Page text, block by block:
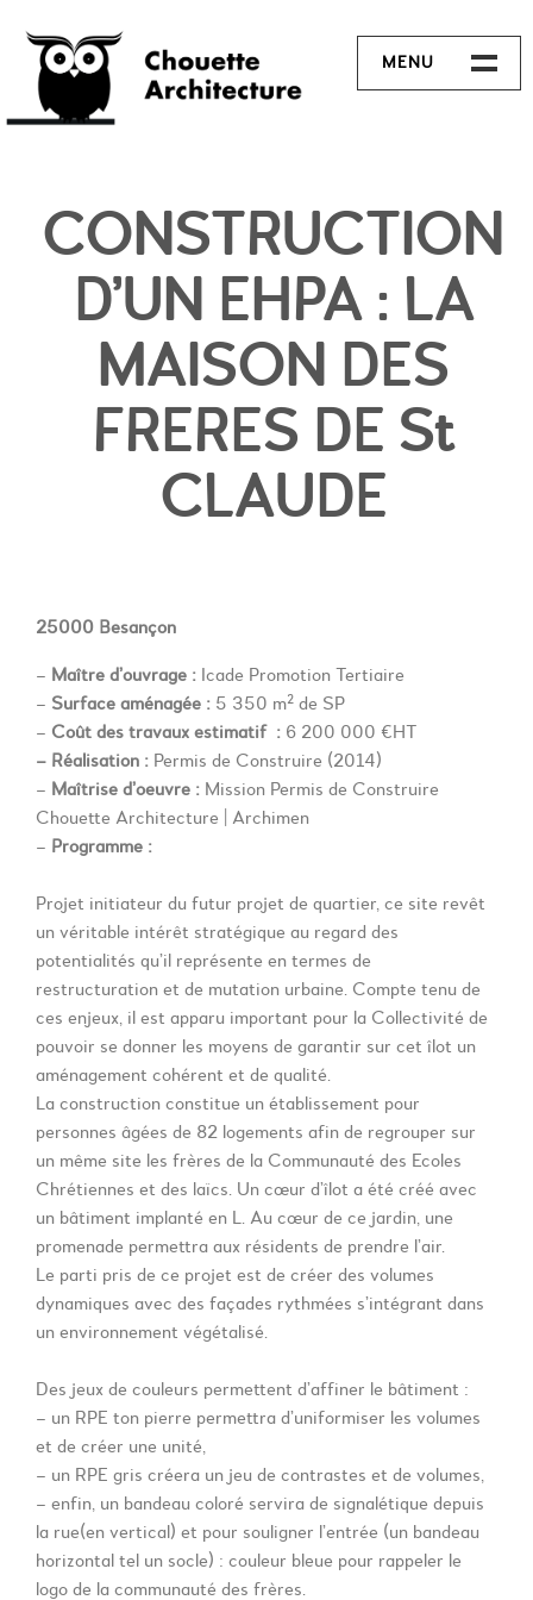
MENU
CONSTRUCTION
D’UN EHPA : LA
MAISON DES
FRERES DE St
CLAUDE
25000 Besançon
– Maître d’ouvrage : Icade Promotion Tertiaire
– Surface aménagée : 5 350 m² de SP
– Coût des travaux estimatif : 6 200 000 €HT
– Réalisation : Permis de Construire (2014)
– Maîtrise d’oeuvre : Mission Permis de Construire
Chouette Architecture | Archimen
– Programme :
Projet initiateur du futur projet de quartier, ce site revêt
un véritable intérêt stratégique au regard des
potentialités qu’il représente en termes de
restructuration et de mutation urbaine. Compte tenu de
ces enjeux, il est apparu important pour la Collectivité de
pouvoir se donner les moyens de garantir sur cet îlot un
aménagement cohérent et de qualité.
La construction constitue un établissement pour
personnes âgées de 82 logements afin de regrouper sur
un même site les frères de la Communauté des Ecoles
Chrétiennes et des laïcs. Un cœur d’îlot a été créé avec
un bâtiment implanté en L. Au cœur de ce jardin, une
promenade permettra aux résidents de prendre l’air.
Le parti pris de ce projet est de créer des volumes
dynamiques avec des façades rythmées s’intégrant dans
un environnement végétalisé.
Des jeux de couleurs permettent d’affiner le bâtiment :
– un RPE ton pierre permettra d’uniformiser les volumes
et de créer une unité,
– un RPE gris créera un jeu de contrastes et de volumes,
– enfin, un bandeau coloré servira de signalétique depuis
la rue(en vertical) et pour souligner l’entrée (un bandeau
horizontal tel un socle) : couleur bleue pour rappeler le
logo de la communauté des frères.